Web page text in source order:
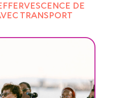
DE
TRANSPORT